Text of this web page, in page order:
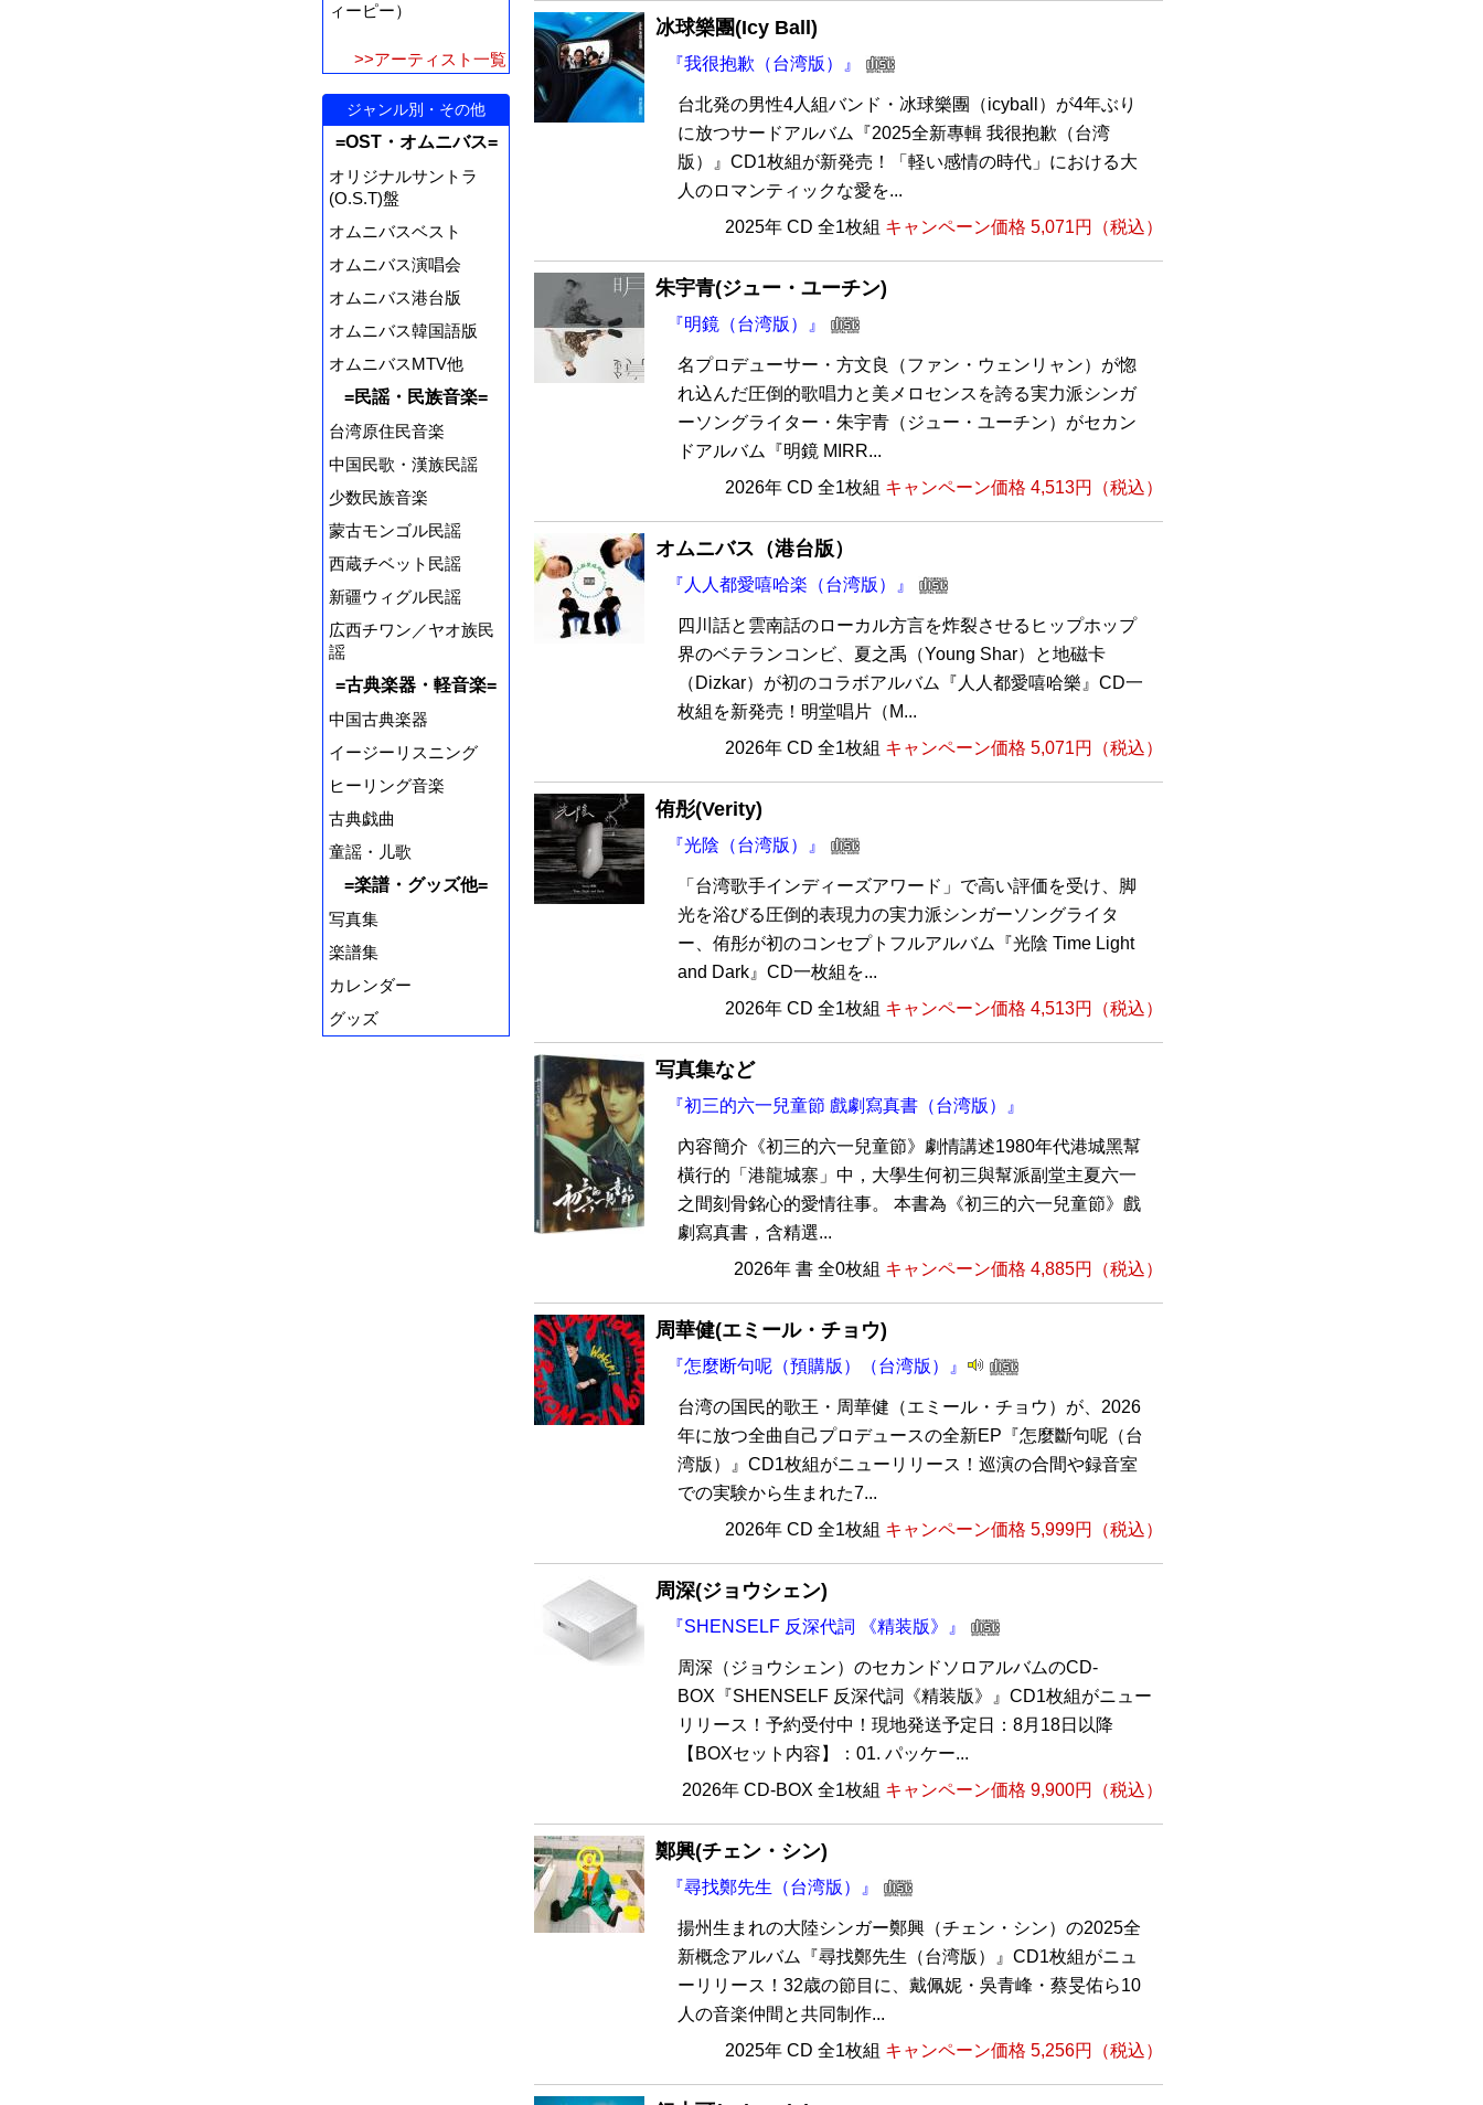
ィーピー）
>>アーティスト一覧
ジャンル別・その他
=OST・オムニバス=
オリジナルサントラ
(O.S.T)盤
オムニバスベスト
オムニバス演唱会
オムニバス港台版
オムニバス韓国語版
オムニバスMTV他
=民謡・民族音楽=
台湾原住民音楽
中国民歌・漢族民謡
少数民族音楽
蒙古モンゴル民謡
西蔵チベット民謡
新疆ウィグル民謡
広西チワン／ヤオ族民
謡
=古典楽器・軽音楽=
中国古典楽器
イージーリスニング
ヒーリング音楽
古典戯曲
童謡・儿歌
=楽譜・グッズ他=
写真集
楽譜集
カレンダー
グッズ
冰球樂團(Icy Ball)
『我很抱歉（台湾版）』
台北発の男性4人組バンド・冰球樂團（icyball）が4年ぶり
に放つサードアルバム『2025全新專輯 我很抱歉（台湾
版）』CD1枚組が新発売！「軽い感情の時代」における大
人のロマンティックな愛を...
2025年 CD 全1枚組 キャンペーン価格 5,071円（税込）
朱宇青(ジュー・ユーチン)
『明鏡（台湾版）』
名プロデューサー・方文良（ファン・ウェンリャン）が惚
れ込んだ圧倒的歌唱力と美メロセンスを誇る実力派シンガ
ーソングライター・朱宇青（ジュー・ユーチン）がセカン
ドアルバム『明鏡 MIRR...
2026年 CD 全1枚組 キャンペーン価格 4,513円（税込）
オムニバス（港台版）
『人人都愛嘻哈楽（台湾版）』
四川話と雲南話のローカル方言を炸裂させるヒップホップ
界のベテランコンビ、夏之禹（Young Shar）と地磁卡
（Dizkar）が初のコラボアルバム『人人都愛嘻哈樂』CD一
枚組を新発売！明堂唱片（M...
2026年 CD 全1枚組 キャンペーン価格 5,071円（税込）
侑彤(Verity)
『光陰（台湾版）』
「台湾歌手インディーズアワード」で高い評価を受け、脚
光を浴びる圧倒的表現力の実力派シンガーソングライタ
ー、侑彤が初のコンセプトフルアルバム『光陰 Time Light
and Dark』CD一枚組を...
2026年 CD 全1枚組 キャンペーン価格 4,513円（税込）
写真集など
『初三的六一兒童節 戲劇寫真書（台湾版）』
內容簡介《初三的六一兒童節》劇情講述1980年代港城黑幫
橫行的「港龍城寨」中，大學生何初三與幫派副堂主夏六一
之間刻骨銘心的愛情往事。 本書為《初三的六一兒童節》戲
劇寫真書，含精選...
2026年 書 全0枚組 キャンペーン価格 4,885円（税込）
周華健(エミール・チョウ)
『怎麼断句呢（預購版）（台湾版）』
台湾の国民的歌王・周華健（エミール・チョウ）が、2026
年に放つ全曲自己プロデュースの全新EP『怎麼斷句呢（台
湾版）』CD1枚組がニューリリース！巡演の合間や録音室
での実験から生まれた7...
2026年 CD 全1枚組 キャンペーン価格 5,999円（税込）
周深(ジョウシェン)
『SHENSELF 反深代詞 《精装版》』
周深（ジョウシェン）のセカンドソロアルバムのCD-
BOX『SHENSELF 反深代詞《精装版》』CD1枚組がニュー
リリース！予約受付中！現地発送予定日：8月18日以降
【BOXセット内容】：01. パッケー...
2026年 CD-BOX 全1枚組 キャンペーン価格 9,900円（税込）
鄭興(チェン・シン)
『尋找鄭先生（台湾版）』
揚州生まれの大陸シンガー鄭興（チェン・シン）の2025全
新概念アルバム『尋找鄭先生（台湾版）』CD1枚組がニュ
ーリリース！32歳の節目に、戴佩妮・吳青峰・蔡旻佑ら10
人の音楽仲間と共同制作...
2025年 CD 全1枚組 キャンペーン価格 5,256円（税込）